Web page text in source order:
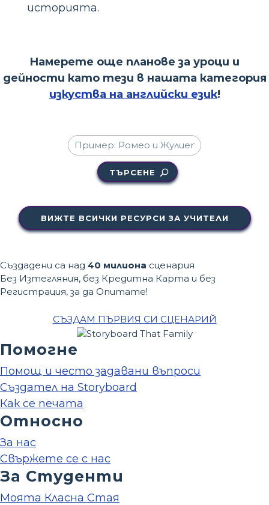
историята.
Намерете още планове за уроци и
дейности като тези в нашата категория
изкуства на английски език!
ТЪРСЕНЕ
ВИЖТЕ ВСИЧКИ РЕСУРСИ ЗА УЧИТЕЛИ
Създадени са над 40 милиона сценария
Без Изтегляния, без Кредитна Карта и без
Регистрация, за да Опитате!
СЪЗДАМ ПЪРВИЯ СИ СЦЕНАРИЙ
Помогне
Помощ и често задавани въпроси
Създател на Storyboard
Как се печата
Относно
За нас
Свържете се с нас
За Студенти
Моята Класна Стая